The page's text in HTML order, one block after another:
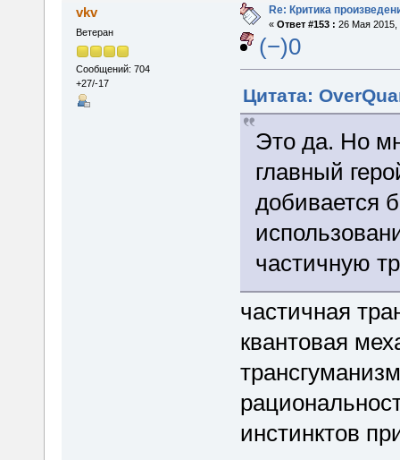
vkv
Ветеран
Сообщений: 704
+27/-17
Re: Критика
« Ответ #153 : 26 Мая 2015,
(−)0
Цитата:
Это да. Но
главный
добивается
частичную
частичная
квантовая
инстинктов